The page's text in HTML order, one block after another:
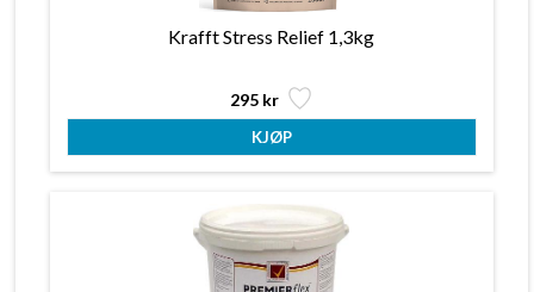
Krafft Stress Relief 1,3kg
295 kr